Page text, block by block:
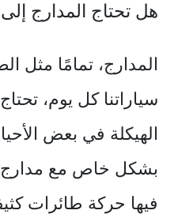
هل تحتاج المدارج
المدارج، تمامًا مثل
سياراتنا كل يوم،
الهيكلة في بعض
بشكل خاص مع مدارج
فيها حركة طائرات